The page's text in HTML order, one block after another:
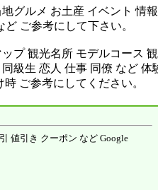
グルメ お土産 イベント 情
ど ご参考にして下さい。
プ 観光名所 モデルコース
級生 恋人 仕事 同僚 など 体
ご参考にしてください。
値引き クーポン など Google